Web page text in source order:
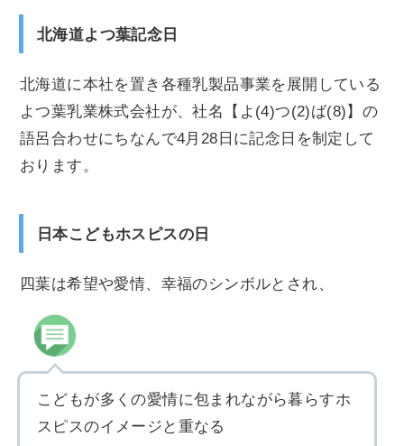
北海道よつ葉記念日
北海道に本社を置き各種乳製品事業を展開している
よつ葉乳業株式会社が、社名【よ(4)つ(2)ば(8)】の
語呂合わせにちなんで4月28日に記念日を制定して
おります。
日本こどもホスピスの日
四葉は希望や愛情、幸福のシンボルとされ、
こどもが多くの愛情に包まれながら暮らすホ
スピスのイメージと重なる